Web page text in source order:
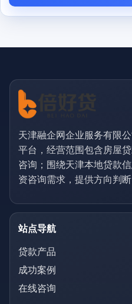
天津融企网企业服务有限
平台，经营范围包含房屋
咨询；围绕天津本地贷款
资咨询需求，提供方向判
站点导航
贷款产品
成功案例
在线咨询